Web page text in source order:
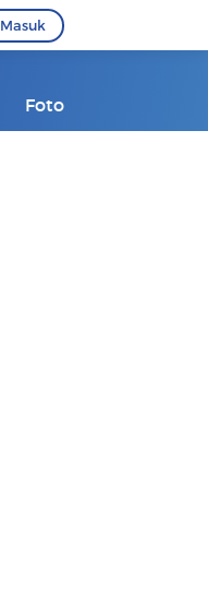
Masuk
Foto